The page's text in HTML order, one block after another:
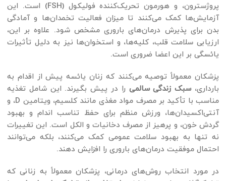
پروژسترون، و هورمون تحریک‌کننده فولیکول (FSH) است. این
آزمایش‌ها کمک می‌کنند تا میزان فعالیت تخمدان‌ها و آمادگی
بدن برای پذیرش درمان‌های باروری مشخص شود. علاوه بر این،
ارزیابی سلامت قلب، کلیه‌ها، و استخوان‌ها نیز به دلیل تأثیرات
یائسگی بر این اعضا ضروری است.
پزشکان معمولاً توصیه می‌کنند که زنان یائسه پیش از اقدام به
بارداری،سبک زندگی سالمی را در پیش بگیرند. این شامل تغذیه
مناسب با تأکید بر مصرف مواد مغذی مانند کلسیم، ویتامین D، و
آنتی‌اکسیدان‌ها، ورزش منظم برای حفظ تناسب اندام و بهبود
گردش خون، و پرهیز از مصرف دخانیات و الکل است. این تغییرات
نه تنها به بهبود سلامت عمومی کمک می‌کنند، بلکه می‌توانند
احتمال موفقیت درمان‌های باروری را افزایش دهند.
در مورد انتخاب روش‌های درمانی، پزشکان معمولاً به زنانی که